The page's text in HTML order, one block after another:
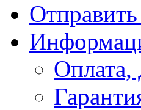
Отправить
Оплата,